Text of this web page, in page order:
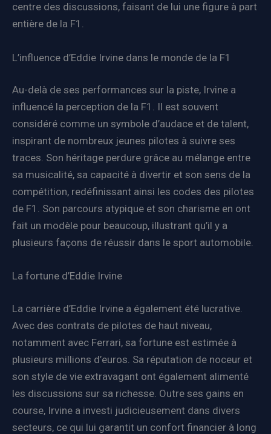
centre des discussions, faisant de lui une figure à part
entière de la F1.
L’influence d’Eddie Irvine dans le monde de la F1
Au-delà de ses performances sur la piste, Irvine a
influencé la perception de la F1. Il est souvent
considéré comme un symbole d’audace et de talent,
inspirant de nombreux jeunes pilotes à suivre ses
traces. Son héritage perdure grâce au mélange entre
sa musicalité, sa capacité à divertir et son sens de la
compétition, redéfinissant ainsi les codes des pilotes
de F1. Son parcours atypique et son charisme en ont
fait un modèle pour beaucoup, illustrant qu’il y a
plusieurs façons de réussir dans le sport automobile.
La fortune d’Eddie Irvine
La carrière d’Eddie Irvine a également été lucrative.
Avec des contrats de pilotes de haut niveau,
notamment avec Ferrari, sa fortune est estimée à
plusieurs millions d’euros. Sa réputation de noceur et
son style de vie extravagant ont également alimenté
les discussions sur sa richesse. Outre ses gains en
course, Irvine a investi judicieusement dans divers
secteurs, ce qui lui garantit un confort financier à long